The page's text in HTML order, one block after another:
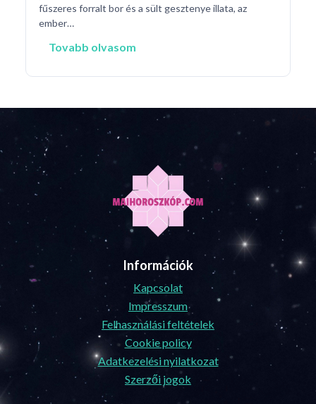
fűszeres forralt bor és a sült gesztenye illata, az
ember…
Tovabb olvasom
Információk
Kapcsolat
Impresszum
Felhasználási feltételek
Cookie policy
Adatkezelési nyilatkozat
Szerzői jogok